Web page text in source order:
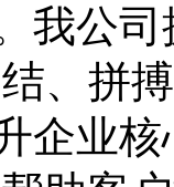
我公
、拼
企业